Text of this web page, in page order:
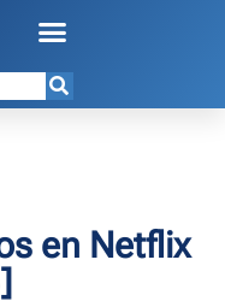
en Netflix